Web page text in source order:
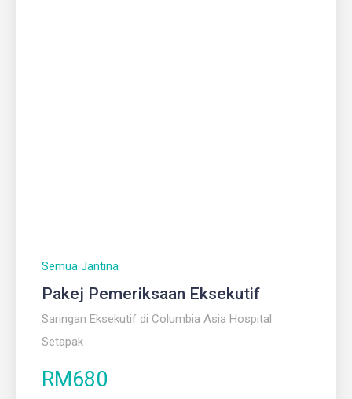
Semua Jantina
Pakej Pemeriksaan Eksekutif
Saringan Eksekutif di Columbia Asia Hospital
Setapak
RM680